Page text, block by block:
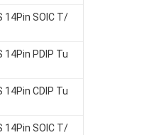
14Pin SOIC T/
14Pin PDIP Tu
14Pin CDIP Tu
14Pin SOIC T/